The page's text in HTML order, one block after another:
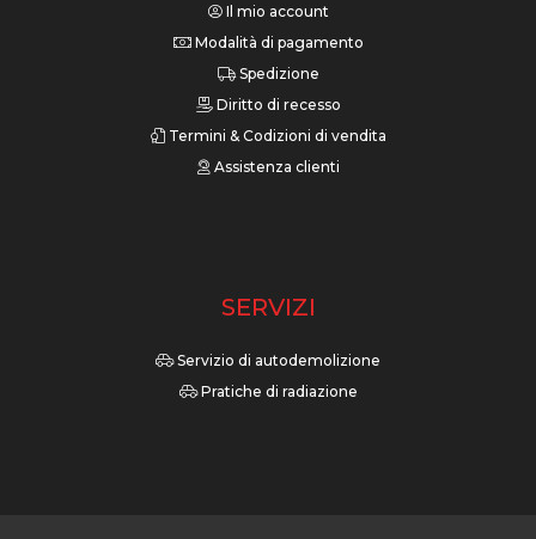
Il mio account
Modalità di pagamento
Spedizione
Diritto di recesso
Termini & Codizioni di vendita
Assistenza clienti
SERVIZI
Servizio di autodemolizione
Pratiche di radiazione